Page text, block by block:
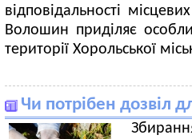
відповідальності
Волошин приділяє
території Хорольської
Чи потрібен дозвіл